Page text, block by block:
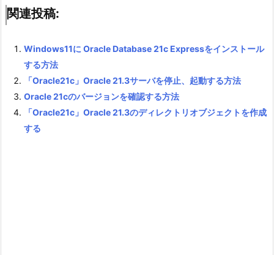
関連投稿:
Windows11に Oracle Database 21c Expressをインストール
する方法
「Oracle21c」Oracle 21.3サーバを停止、起動する方法
Oracle 21cのバージョンを確認する方法
「Oracle21c」Oracle 21.3のディレクトリオブジェクトを作成
する